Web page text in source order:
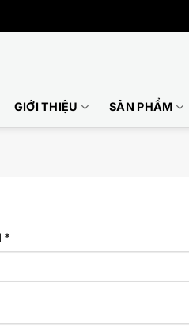
GIỚI THIỆU SẢN PHẨM
*
buộc